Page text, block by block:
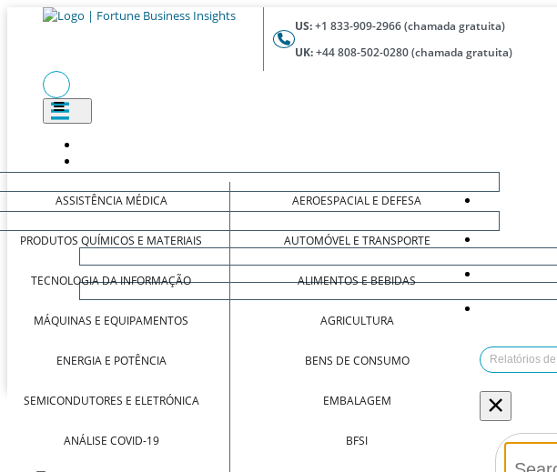
US:+1 833-909-2966 (chamada gratuita)
UK:+44 808-502-0280 (chamada gratuita)
ASSISTÊNCIA MÉDICA
PRODUTOS QUÍMICOS E MATERIAIS
TECNOLOGIA DA INFORMAÇÃO
MÁQUINAS E EQUIPAMENTOS
ENERGIA E POTÊNCIA
SEMICONDUTORES E ELETRÓNICA
ANÁLISE COVID-19
AEROESPACIAL E DEFESA
AUTOMÓVEL E TRANSPORTE
ALIMENTOS E BEBIDAS
AGRICULTURA
BENS DE CONSUMO
EMBALAGEM
BFSI
×